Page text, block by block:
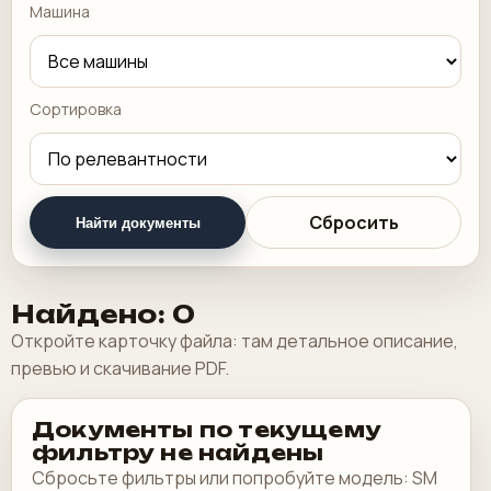
Машина
Сортировка
Найти документы Сбросить
Найдено: 0
Откройте карточку файла: там детальное описание,
превью и скачивание PDF.
Документы по текущему
фильтру не найдены
Сбросьте фильтры или попробуйте модель: SM